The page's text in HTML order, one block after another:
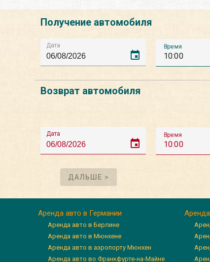
Получение автомобиля
Дата
event
Время
10:00
Возврат автомобиля
Дата
event
Время
10:00
ДАЛЬШЕ >
Аренда авто в Германии
Аренда авто в Берлине
Аренда авто в Мюнхене
Аренда авто в аэропорту Мюнхен
Аренда авто во Франкфурте-на-Майне